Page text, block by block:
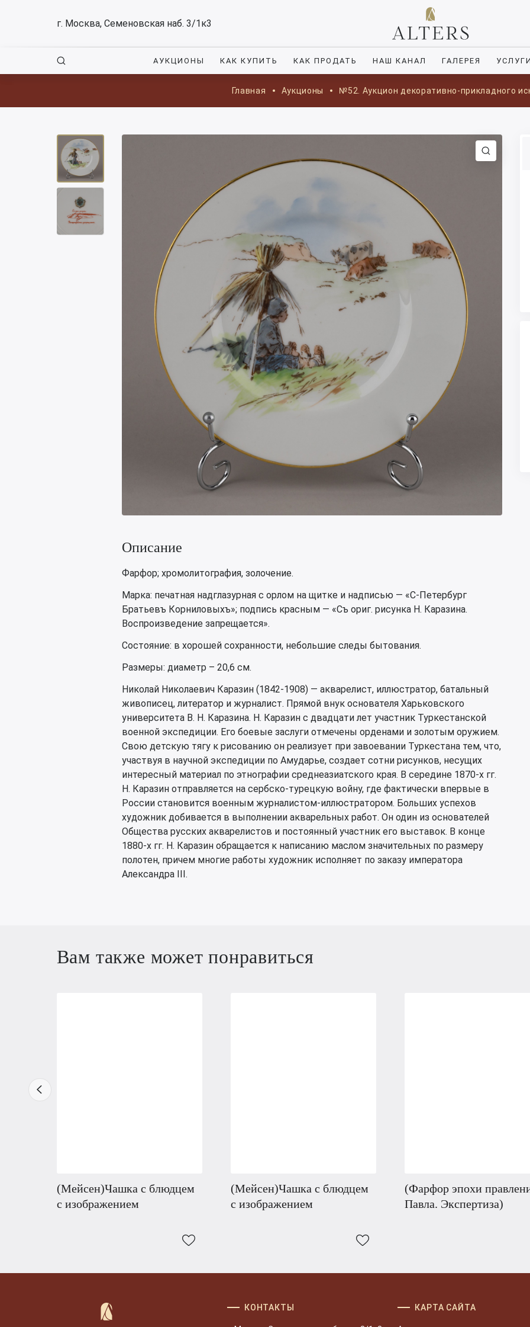
г. Москва, Семеновская наб. 3/1к3
АУКЦИОНЫ КАК КУПИТЬ КАК ПРОДАТЬ НАШ КАНАЛ ГАЛЕРЕЯ
Главная Аукционы №52. Аукцион декоративно-прикладного
Описание
Фарфор; хромолитография, золочение.
Марка: печатная надглазурная с орлом на щитке и надписью — «С-Петербург
Братьевъ Корниловыхъ»; подпись красным — «Съ ориг. рисунка Н. Каразина.
Воспроизведение запрещается».
Состояние: в хорошей сохранности, небольшие следы бытования.
Размеры: диаметр – 20,6 см.
Николай Николаевич Каразин (1842-1908) — акварелист, иллюстратор, батальный
живописец, литератор и журналист. Прямой внук основателя Харьковского
университета В. Н. Каразина. Н. Каразин с двадцати лет участник Туркестанской
военной экспедиции. Его боевые заслуги отмечены орденами и золотым оружием.
Свою детскую тягу к рисованию он реализует при завоевании Туркестана тем, что,
участвуя в научной экспедиции по Амударье, создает сотни рисунков, несущих
интересный материал по этнографии среднеазиатского края. В середине 1870-х гг.
Н. Каразин отправляется на сербско-турецкую войну, где фактически впервые в
России становится военным журналистом-иллюстратором. Больших успехов
художник добивается в выполнении акварельных работ. Он один из основателей
Общества русских акварелистов и постоянный участник его выставок. В конце
1880-х гг. Н. Каразин обращается к написанию маслом значительных по размеру
полотен, причем многие работы художник исполняет по заказу императора
Александра III.
Вам также может понравиться
(Мейсен)Чашка с блюдцем
с изображением
(Мейсен)Чашка с блюдцем
с изображением
(Фарфор эпохи
Павла. Экспертиза)
КОНТАКТЫ КАРТА САЙТА